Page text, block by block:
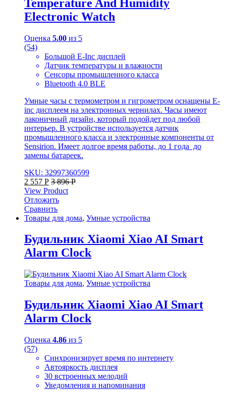
Temperature And Humidity
Electronic Watch
Оценка 5.00 из 5
(54)
Большой E-Inc дисплей
Датчик температуры и влажности
Сенсоры промышленного класса
Bluetooth 4.0 BLE
Умные часы с термометром и гигрометром оснащены E-
inc дисплеем на электронных чернилах. Часы имеют
лаконичный дизайн, который подойдет под любой
интерьер. В устройстве используется датчик
промышленного класса и электронные компоненты от
Sensirion. Имеет долгое время работы, до 1 года до
замены батареек.
SKU: 32997360599
2 557 Р 3 896Р
View Product
Отложить
Сравнить
Товары для дома, Умные устройства
Будильник Xiaomi Xiao AI Smart
Alarm Clock
Товары для дома, Умные устройства
Будильник Xiaomi Xiao AI Smart
Alarm Clock
Оценка 4.86 из 5
(57)
Синхронизирует время по интернету
Автояркость дисплея
30 встроенных мелодий
Уведомления и напоминания